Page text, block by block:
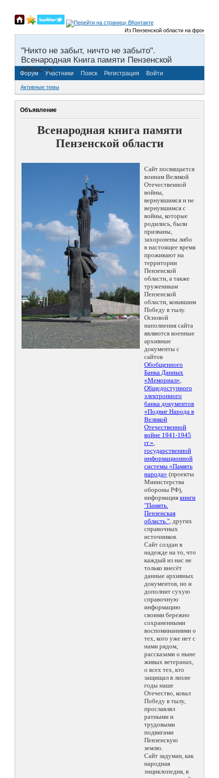
Из Пензенской области на фронты
"Никто не забыт, ничто не забыто".
Всенародная Книга памяти Пензенской
области.
Форум Участники Поиск Регистрация Войти
Активные темы
Объявление
Всенародная книга памяти
Пензенской области
Сайт посвящается
воинам Великой
Отечественной
войны,
вернувшимся и не
вернувшимся с
войны, которые
родились, были
призваны,
захоронены либо
в настоящее время
проживают на
территории
Пензенской
области, а также
труженикам
Пензенской
области, ковавшим
Победу в тылу.
Основой
наполнения сайта
являются военные
архивные
документы с
сайтов
Обобщенного
Банка Данных
«Мемориал»,
Общедоступного
электронного
банка документов
«Подвиг Народа в
Великой
Отечественной
войне 1941-1945
гг.»,
государственной
информационной
системы «Память
народа» (проекты
Министерства
обороны РФ),
информация книги
"Память.
Пензенская
область.", других
справочных
источников.
Сайт создан в
надежде на то, что
каждый из нас не
только внесёт
данные архивных
документов, но и
дополнит сухую
справочную
информацию
своими бережно
сохраненными
воспоминаниями о
тех, кого уже нет с
нами рядом,
рассказами о ныне
живых ветеранах,
о всех тех, кто
защищал в лихие
годы наше
Отечество, ковал
Победу в тылу,
прославлял
ратными и
трудовыми
подвигами
Пензенскую
землю.
Сайт задуман, как
народная
энциклопедия, в